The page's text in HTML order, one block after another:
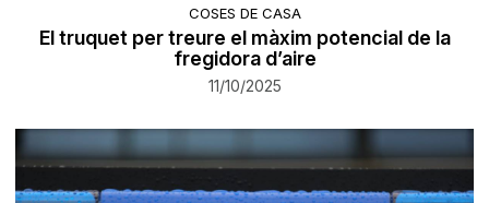
COSES DE CASA
El truquet per treure el màxim potencial de la
fregidora d’aire
11/10/2025